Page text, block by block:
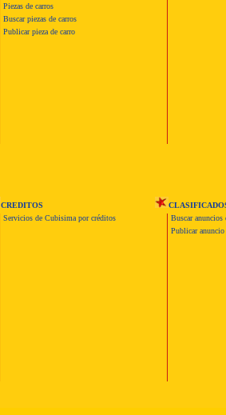
Piezas de carros
Buscar piezas de carros
Publicar pieza de carro
CREDITOS
Servicios de Cubisima por créditos
Buscar anuncios
Publicar